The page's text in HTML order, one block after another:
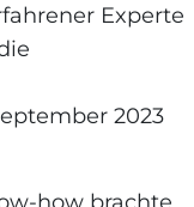
Experte
2023